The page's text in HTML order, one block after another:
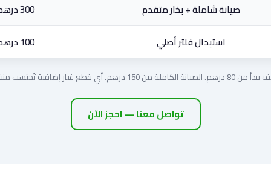
صيانة شاملة + بخار متقدم
300 درهم
استبدال فلتر أصلي
100 درهم
الكاملة من 150 درهم. أي قطع غيار إضافية تُحتسب منفصلة
تواصل معنا — احجز الآن